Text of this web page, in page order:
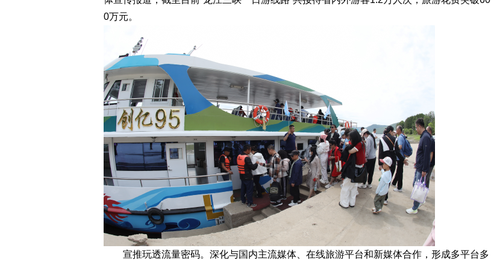
0万元。
宣推玩透流量密码。深化与国内主流媒体、在线旅游平台和新媒体合作，形成多平台多